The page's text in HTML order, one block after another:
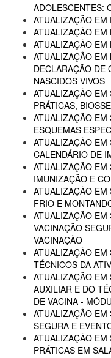
ADOLESCENTES:
ATUALIZAÇÃO EM
ATUALIZAÇÃO EM
ATUALIZAÇÃO
ATUALIZAÇÃO
DECLARAÇÃO DE
NASCIDOS VIVOS
ATUALIZAÇÃO EM
PRÁTICAS,
ATUALIZAÇÃO EM
ESQUEMAS
ATUALIZAÇÃO EM
CALENDÁRIO DE
ATUALIZAÇÃO EM
IMUNIZAÇÃO E
ATUALIZAÇÃO EM
FRIO E
ATUALIZAÇÃO EM
VACINAÇÃO
VACINAÇÃO
ATUALIZAÇÃO EM
TÉCNICOS DA
ATUALIZAÇÃO EM
AUXILIAR E DO
DE VACINA -
ATUALIZAÇÃO EM
SEGURA E
ATUALIZAÇÃO EM
PRÁTICAS EM